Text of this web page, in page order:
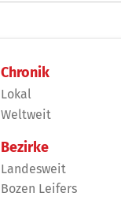
Chronik
Lokal
Weltweit
Bezirke
Landesweit
Bozen Leifers